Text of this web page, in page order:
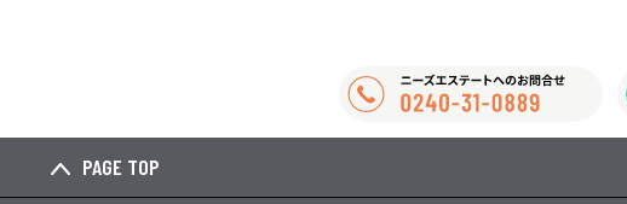
PAGE TOP